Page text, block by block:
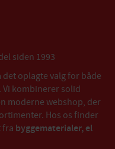
siden 1993
det oplagte valg for både
kombinerer solid
moderne webshop, der
Hos os finder
fra byggematerialer, el